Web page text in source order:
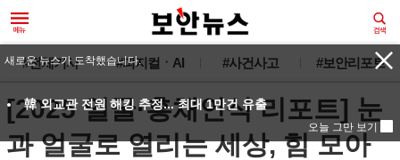
#전체기사 #피지컬ㆍAI #사건사고 #보안리포트
[2025 얼굴·홍채인식 리포트] 눈
과 얼굴로 열리는 세상, 힘 모아
새로운 뉴스가 도착했습니다.
韓 외교관 전원 해킹 추정... 최대 1만건 유출
오늘 그만 보기